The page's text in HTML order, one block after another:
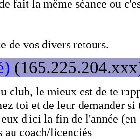
fait la même séance ou
de vos divers retours.
club, le mieux est de te
toi et de leur demander
eux d'ici la fin de l'année
au coach/licenciés